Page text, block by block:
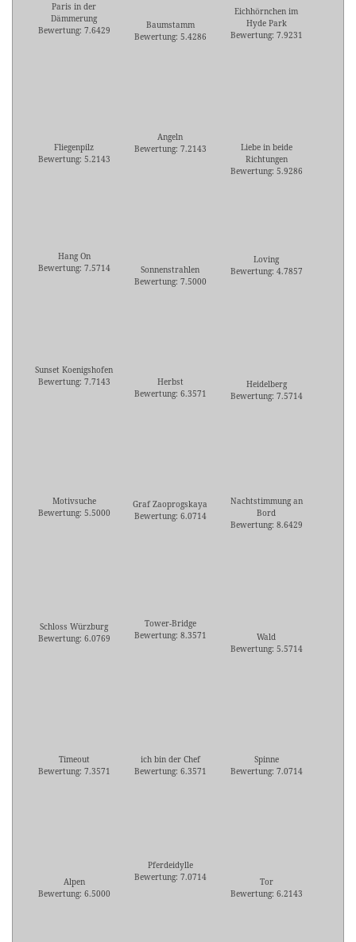
Paris in der
Dämmerung
Bewertung: 7.6429
Baumstamm
Bewertung: 5.4286
Eichhörnchen im
Hyde Park
Bewertung: 7.9231
Fliegenpilz
Bewertung: 5.2143
Angeln
Bewertung: 7.2143
Liebe in beide
Richtungen
Bewertung: 5.9286
Hang On
Bewertung: 7.5714
Sonnenstrahlen
Bewertung: 7.5000
Loving
Bewertung: 4.7857
Sunset Koenigshofen
Bewertung: 7.7143
Herbst
Bewertung: 6.3571
Heidelberg
Bewertung: 7.5714
Motivsuche
Bewertung: 5.5000
Graf Zaoprogskaya
Bewertung: 6.0714
Nachtstimmung an
Bord
Bewertung: 8.6429
Schloss Würzburg
Bewertung: 6.0769
Tower-Bridge
Bewertung: 8.3571
Wald
Bewertung: 5.5714
Timeout
Bewertung: 7.3571
ich bin der Chef
Bewertung: 6.3571
Spinne
Bewertung: 7.0714
Alpen
Bewertung: 6.5000
Pferdeidylle
Bewertung: 7.0714
Tor
Bewertung: 6.2143